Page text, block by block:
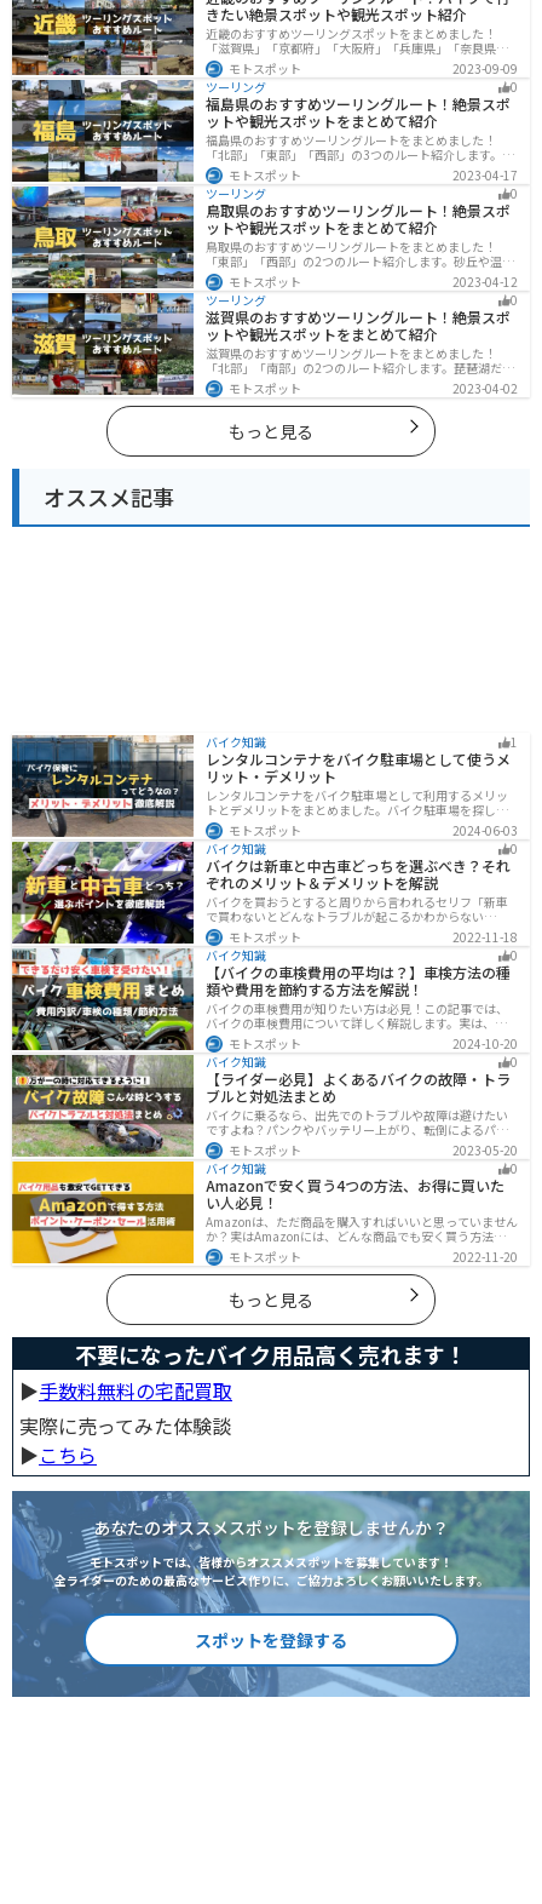
きたい絶景スポットや観光スポット紹介
近畿のおすすめツーリングスポットをまとめました！
「滋賀県」「京都府」「大阪府」「兵庫県」「奈良県」
「和歌山」の各県の観光地紹介します。自然豊かな山々
や湖、温泉地が点在し、四季折々の景色を楽しめるスポ
ットが多数あります。バイクで近畿にツーリングに行く
際は参考にしてください。
モトスポット
2023-09-09
ツーリング
0
福島県のおすすめツーリングルート！絶景スポ
ットや観光スポットをまとめて紹介
福島県のおすすめツーリングルートをまとめました！
「北部」「東部」「西部」の3つのルート紹介します。内
陸部には山々が連なり、海岸線は太平洋に面してるので
観光スポットが多数あります。バイクで福島県にツーリ
ングに行く際は参考にしてください。
モトスポット
2023-04-17
ツーリング
0
鳥取県のおすすめツーリングルート！絶景スポ
ットや観光スポットをまとめて紹介
鳥取県のおすすめツーリングルートをまとめました！
「東部」「西部」の2つのルート紹介します。砂丘や温泉
地、歴史ある城跡など魅力溢れるスポットが多数あるの
で楽しめます。バイクで鳥取県にツーリングに行く際は
参考にしてください。
モトスポット
2023-04-12
ツーリング
0
滋賀県のおすすめツーリングルート！絶景スポ
ットや観光スポットをまとめて紹介
滋賀県のおすすめツーリングルートをまとめました！
「北部」「南部」の2つのルート紹介します。琵琶湖だけ
でなく、比叡山ドライブウェイなどの山を楽しめるスポ
ットも多数あります。バイクで滋賀県にツーリングに行
く際は参考にしてください。
モトスポット 2023-04-02
もっと見る
オススメ記事
バイク知識 1
レンタルコンテナをバイク駐車場として使うメ
リット・デメリット
レンタルコンテナをバイク駐車場として利用するメリッ
トとデメリットをまとめました。バイク駐車場を探して
いるなら、最強のセキュリティでバイクの劣化も防げる
レンタルコンテナを検討してみませんか？キャンペーン
を利用することで格安で利用できます。
モトスポット
2024-06-03
バイク知識
0
バイクは新車と中古車どっちを選ぶべき？それ
ぞれのメリット＆デメリットを解説
バイクを買おうとすると周りから言われるセリフ「新車
で買わないとどんなトラブルが起こるかわからない
ぞ！」「いやいや、どうせ転ぶんだから中古車で十分
だ！」…いろんな意見があるから迷いますよね。でも新
車と中古車、どちらにも良い点と悪い点があるんです。
それぞれの特徴について解説します。
モトスポット
2022-11-18
バイク知識
0
【バイクの車検費用の平均は？】車検方法の種
類や費用を節約する方法を解説！
バイクの車検費用が知りたい方は必見！この記事では、
バイクの車検費用について詳しく解説します。実は、バ
イクの車検費用は一般的に20,000～70,000円程度です。
記事を読めば車検費用に関する知識が深まり、費用対効
果が高い車検の計画が可能です。
モトスポット
2024-10-20
バイク知識
0
【ライダー必見】よくあるバイクの故障・トラ
ブルと対処法まとめ
バイクに乗るなら、出先でのトラブルや故障は避けたい
ですよね？パンクやバッテリー上がり、転倒によるパー
ツの破損、鍵紛失などよくあるトラブルと対処法を徹底
的にまとめました！実際に遭遇しなくても対処法を知
り、事前に準備しておくようにしましょう。
モトスポット
2023-05-20
バイク知識
0
Amazonで安く買う4つの方法、お得に買いた
い人必見！
Amazonは、ただ商品を購入すればいいと思っていません
か？実はAmazonには、どんな商品でも安く買う方法が存
在します。この記事では、Amazonでお得に買う方法を4
つ紹介します！Amazonギフト券をやAmazonポイント、
Amazonプライム、タイムセールを活用して安くお得に買
いましょう。
モトスポット 2022-11-20
もっと見る
不要になったバイク用品高く売れます！
▶︎手数料無料の宅配買取
実際に売ってみた体験談
▶︎こちら
あなたのオススメスポットを登録しませんか？
モトスポットでは、皆様からオススメスポットを募集しています！
全ライダーのための最高なサービス作りに、ご協力よろしくお願いいたします。
スポットを登録する